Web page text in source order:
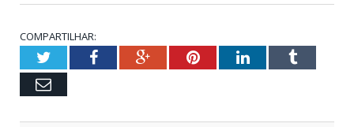
COMPARTILHAR:
TwitterFacebookGoogle+PinterestLinkedInTumblr
Email